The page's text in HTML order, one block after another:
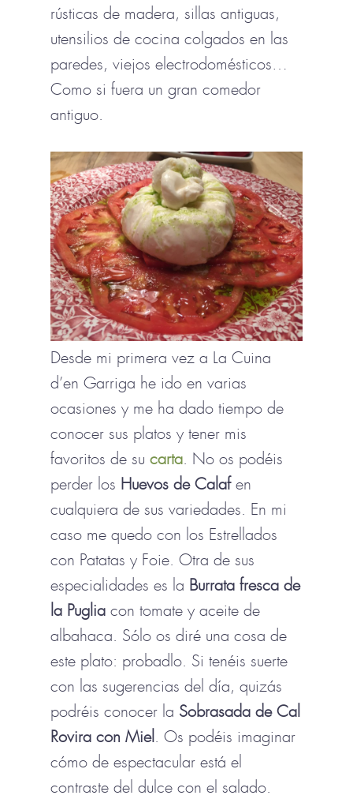
rústicas de madera, sillas antiguas,
utensilios de cocina colgados en las
paredes, viejos electrodomésticos…
Como si fuera un gran comedor
antiguo.
Desde mi primera vez a La Cuina
d’en Garriga he ido en varias
ocasiones y me ha dado tiempo de
conocer sus platos y tener mis
favoritos de su carta. No os podéis
perder los Huevos de Calafen
cualquiera de sus variedades. En mi
caso me quedo con los Estrellados
con Patatas y Foie. Otra de sus
especialidades es la Burrata fresca de
la Puglia con tomate y aceite de
albahaca. Sólo os diré una cosa de
este plato: probadlo. Si tenéis suerte
con las sugerencias del día, quizás
podréis conocer la Sobrasada de Cal
Rovira con Miel. Os podéis imaginar
cómo de espectacular está el
contraste del dulce con el salado.